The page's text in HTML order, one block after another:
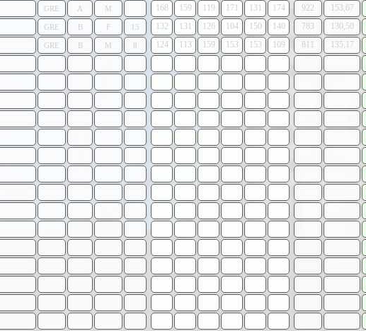
GRE A M 168 159 119 171 131 174 922 153,67
GRE B F 15 132 131 126 104 150 140 783 130,50
GRE B M 8 124 113 159 153 153 109 811 135,17